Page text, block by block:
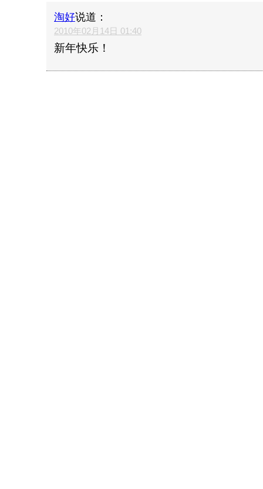
淘好说道：
2010年02月14日 01:40
新年快乐！